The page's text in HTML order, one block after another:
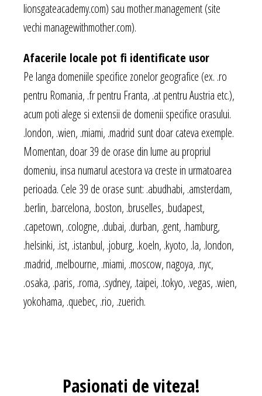
lionsgateacademy.com) sau mother.management (site
vechi managewithmother.com).
Afacerile locale pot fi identificate usor
Pe langa domeniile specifice zonelor geografice (ex. .ro
pentru Romania, .fr pentru Franta, .at pentru Austria etc.),
acum poti alege si extensii de domenii specifice orasului.
.london, .wien, .miami, .madrid sunt doar cateva exemple.
Momentan, doar 39 de orase din lume au propriul
domeniu, insa numarul acestora va creste in urmatoarea
perioada. Cele 39 de orase sunt: .abudhabi, .amsterdam,
.berlin, .barcelona, .boston, .bruselles, .budapest,
.capetown, .cologne, .dubai, .durban, .gent, .hamburg,
.helsinki, .ist, .istanbul, .joburg, .koeln, .kyoto, .la, .london,
.madrid, .melbourne, .miami, .moscow, nagoya, .nyc,
.osaka, .paris, .roma, .sydney, .taipei, .tokyo, .vegas, .wien,
yokohama, .quebec, .rio, .zuerich.
Pasionati de viteza!